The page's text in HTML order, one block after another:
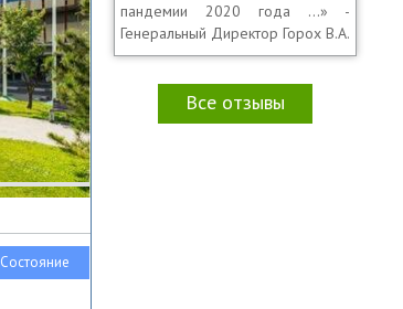
Состояние
пандемии 2020 года …» -
Генеральный Директор Горох В.А.
Все отзывы